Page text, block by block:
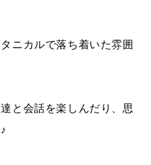
ニカルで落ち着いた雰囲
と会話を楽しんだり、思